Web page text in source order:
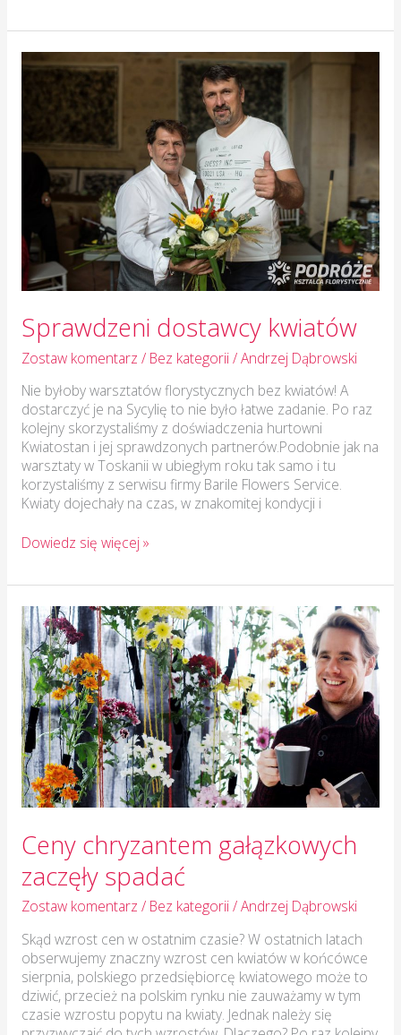
Sprawdzeni dostawcy kwiatów
Zostaw komentarz / Bez kategorii/Andrzej Dąbrowski
Nie byłoby warsztatów florystycznych bez kwiatów! A
dostarczyć je na Sycylię to nie było łatwe zadanie. Po raz
kolejny skorzystaliśmy z doświadczenia hurtowni
Kwiatostan i jej sprawdzonych partnerów.Podobnie jak na
warsztaty w Toskanii w ubiegłym roku tak samo i tu
korzystaliśmy z serwisu firmy Barile Flowers Service.
Kwiaty dojechały na czas, w znakomitej kondycji i
Sprawdzeni
dostawcy
kwiatów
Dowiedz się więcej »
Ceny chryzantem gałązkowych
zaczęły spadać
Zostaw komentarz / Bez kategorii/Andrzej Dąbrowski
Skąd wzrost cen w ostatnim czasie? W ostatnich latach
obserwujemy znaczny wzrost cen kwiatów w końcówce
sierpnia, polskiego przedsiębiorcę kwiatowego może to
dziwić, przecież na polskim rynku nie zauważamy w tym
czasie wzrostu popytu na kwiaty. Jednak należy się
Ceny
chryzantem
gałązkowych
zaczęły
spadać